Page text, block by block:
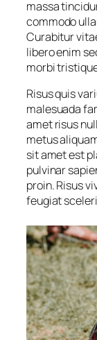
massa
commodo
Curabitur
libero enim
morbi
Risus quis
malesuada
amet risus
metus
sit amet est
pulvinar
proin. Risus
feugiat